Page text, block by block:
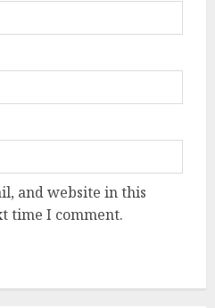
and website in this
time I comment.